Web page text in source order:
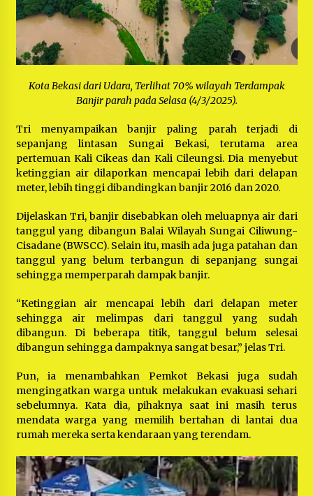
Kota Bekasi dari Udara, Terlihat 70% wilayah Terdampak
Banjir parah pada Selasa (4/3/2025).
Tri menyampaikan banjir paling parah terjadi di
sepanjang lintasan Sungai Bekasi, terutama area
pertemuan Kali Cikeas dan Kali Cileungsi. Dia menyebut
ketinggian air dilaporkan mencapai lebih dari delapan
meter, lebih tinggi dibandingkan banjir 2016 dan 2020.
Dijelaskan Tri, banjir disebabkan oleh meluapnya air dari
tanggul yang dibangun Balai Wilayah Sungai Ciliwung-
Cisadane (BWSCC). Selain itu, masih ada juga patahan dan
tanggul yang belum terbangun di sepanjang sungai
sehingga memperparah dampak banjir.
“Ketinggian air mencapai lebih dari delapan meter
sehingga air melimpas dari tanggul yang sudah
dibangun. Di beberapa titik, tanggul belum selesai
dibangun sehingga dampaknya sangat besar,” jelas Tri.
Pun, ia menambahkan Pemkot Bekasi juga sudah
mengingatkan warga untuk melakukan evakuasi sehari
sebelumnya. Kata dia, pihaknya saat ini masih terus
mendata warga yang memilih bertahan di lantai dua
rumah mereka serta kendaraan yang terendam.